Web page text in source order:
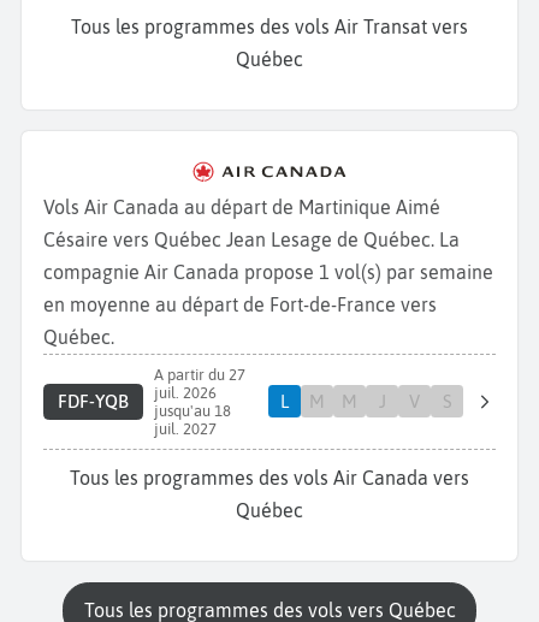
Tous les programmes des vols Air Transat vers
Québec
Vols Air Canada au départ de Martinique Aimé
Césaire vers Québec Jean Lesage de Québec. La
compagnie Air Canada propose 1 vol(s) par semaine
en moyenne au départ de Fort-de-France vers
Québec.
FDF-YQB
A partir du 27
juil. 2026
jusqu'au 18
juil. 2027
L M M J V S
Tous les programmes des vols Air Canada vers
Québec
Tous les programmes des vols vers Québec